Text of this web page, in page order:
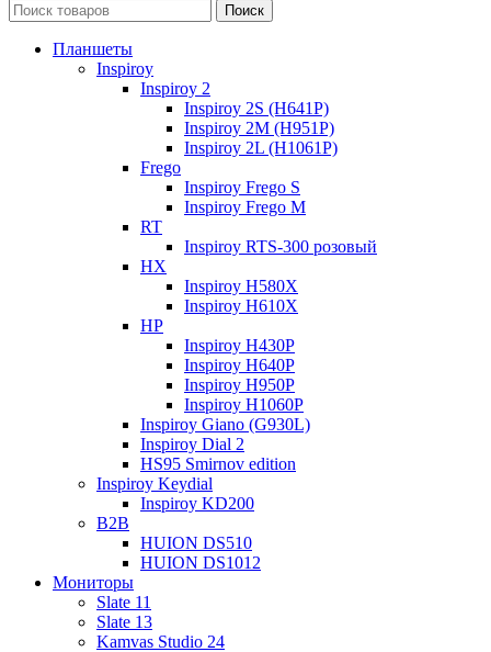
Поиск
Планшеты
Inspiroy
Inspiroy 2
Inspiroy 2S (H641P)
Inspiroy 2M (H951P)
Inspiroy 2L (H1061P)
Frego
Inspiroy Frego S
Inspiroy Frego M
RT
Inspiroy RTS-300 розовый
HX
Inspiroy H580X
Inspiroy H610X
HP
Inspiroy H430P
Inspiroy H640P
Inspiroy H950P
Inspiroy H1060P
Inspiroy Giano (G930L)
Inspiroy Dial 2
HS95 Smirnov edition
Inspiroy Keydial
Inspiroy KD200
B2B
HUION DS510
HUION DS1012
Мониторы
Slate 11
Slate 13
Kamvas Studio 24